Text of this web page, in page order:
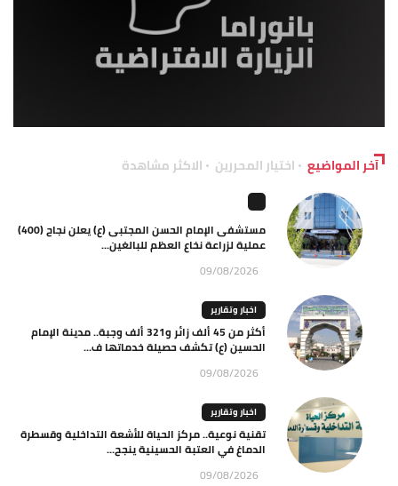
آخر المواضيع اختيار المحررين الاكثر مشاهدة
مستشفى الإمام الحسن المجتبى (ع) يعلن نجاح (400)
عملية لزراعة نخاع العظم للبالغين...
09/08/2026
اخبار وتقارير
أكثر من 45 ألف زائر و321 ألف وجبة.. مدينة الإمام
الحسين (ع) تكشف حصيلة خدماتها ف...
09/08/2026
اخبار وتقارير
تقنية نوعية.. مركز الحياة للأشعة التداخلية وقسطرة
الدماغ في العتبة الحسينية ينجح...
09/08/2026